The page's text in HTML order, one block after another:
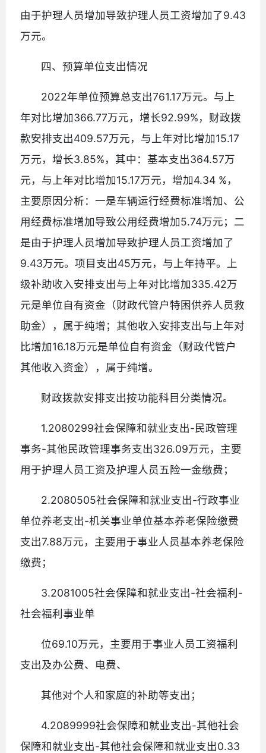
由于护理人员增加导致护理人员工资增加了9.43
万元。
四、预算单位支出情况
2022年单位预算总支出761.17万元。与上
年对比增加366.77万元，增长92.99%，财政拨
款安排支出409.57万元，与上年对比增加15.17
万元，增长3.85%，其中：基本支出364.57万
元，与上年对比增加15.17万元，增加4.34 %，
主要原因分析：一是车辆运行经费标准增加、公
用经费标准增加导致公用经费增加5.74万元；二
是由于护理人员增加导致护理人员工资增加了
9.43万元。项目支出45万元，与上年持平。上
级补助收入安排支出与上年对比增加335.42万
元是单位自有资金（财政代管户特困供养人员救
助金），属于纯增；其他收入安排支出与上年对
比增加16.18万元是单位自有资金（财政代管户
其他收入资金），属于纯增。
财政拨款安排支出按功能科目分类情况。
1.2080299社会保障和就业支出-民政管理
事务-其他民政管理事务支出326.09万元，主要
用于护理人员工资及护理人员五险一金缴费；
2.2080505社会保障和就业支出-行政事业
单位养老支出-机关事业单位基本养老保险缴费
支出7.88万元，主要用于事业人员基本养老保险
缴费；
3.2081005社会保障和就业支出-社会福利-
社会福利事业单
位69.10万元，主要用于事业人员工资福利
支出及办公费、电费、
其他对个人和家庭的补助等支出；
4.2089999社会保障和就业支出-其他社会
保障和就业支出-其他社会保障和就业支出0.33